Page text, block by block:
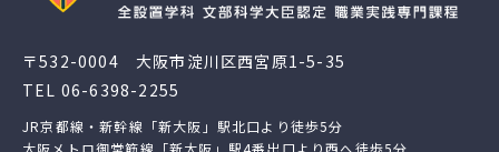
〒532-0004 大阪市淀川区西宮原1-5-35
TEL 06-6398-2255
JR京都線・新幹線「新大阪」駅北口より徒歩5分